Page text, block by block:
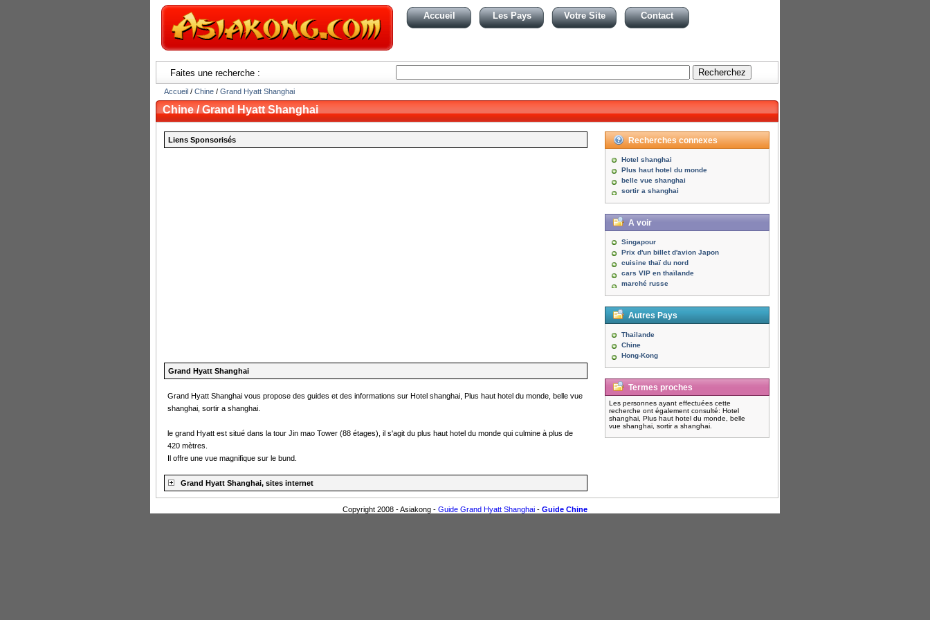
Accueil Les Pays Votre Site Contact
Faites une recherche :
Accueil / Chine / Grand Hyatt Shanghai
Chine / Grand Hyatt Shanghai
Liens Sponsorisés
Grand Hyatt Shanghai
Grand Hyatt Shanghai vous propose des guides et des informations sur Hotel shanghai, Plus haut hotel du monde, belle vue
shanghai, sortir a shanghai.
le grand Hyatt est situé dans la tour Jin mao Tower (88 étages), il s'agit du plus haut hotel du monde qui culmine à plus de
420 mètres.
Il offre une vue magnifique sur le bund.
Grand Hyatt Shanghai, sites internet
Recherches connexes
Hotel shanghai
Plus haut hotel du monde
belle vue shanghai
sortir a shanghai
A voir
Singapour
Prix d'un billet d'avion Japon
cuisine thaï du nord
cars VIP en thaïlande
marché russe
Autres Pays
Thailande
Chine
Hong-Kong
Termes proches
Les personnes ayant effectuées cette
recherche ont également consulté: Hotel
shanghai, Plus haut hotel du monde, belle
vue shanghai, sortir a shanghai.
Copyright 2008 - Asiakong - Guide Grand Hyatt Shanghai - Guide Chine